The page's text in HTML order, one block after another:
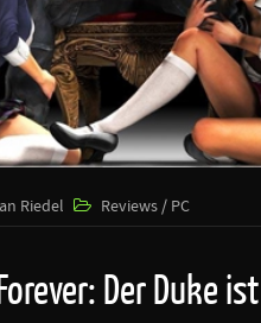
Riedel Reviews / PC
Der Duke